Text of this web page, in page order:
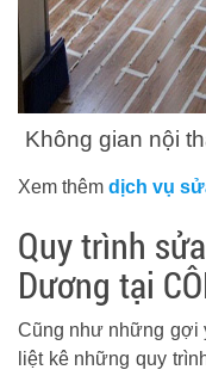
Không gian nội
Xem thêm dịch vụ
Quy trình
Dương tại
Cũng như những gợi
liệt kê những quy